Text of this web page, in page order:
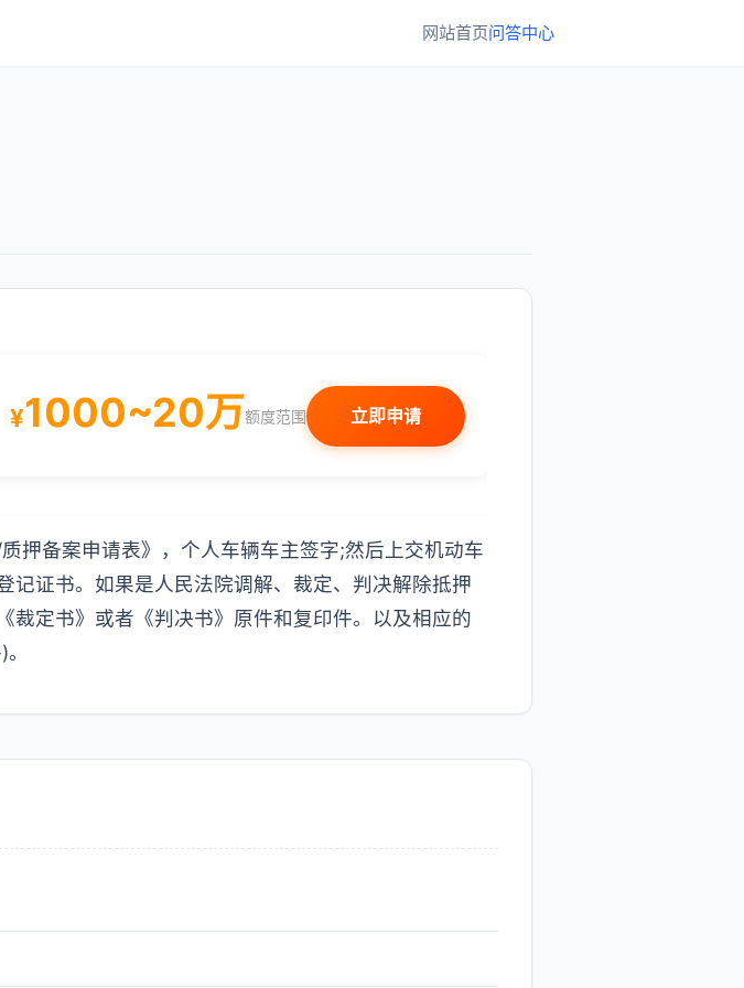
网站首页问答中心
¥1000~20万额度范围 立即申请
押备案申请表》，个人车辆车主签字;然后上交机动车
记证书。如果是人民法院调解、裁定、判决解除抵押
裁定书》或者《判决书》原件和复印件。以及相应的